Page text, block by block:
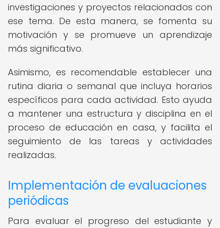
investigaciones y proyectos relacionados con
ese tema. De esta manera, se fomenta su
motivación y se promueve un aprendizaje
más significativo.
Asimismo, es recomendable establecer una
rutina diaria o semanal que incluya horarios
específicos para cada actividad. Esto ayuda
a mantener una estructura y disciplina en el
proceso de educación en casa, y facilita el
seguimiento de las tareas y actividades
realizadas.
Implementación de evaluaciones
periódicas
Para evaluar el progreso del estudiante y